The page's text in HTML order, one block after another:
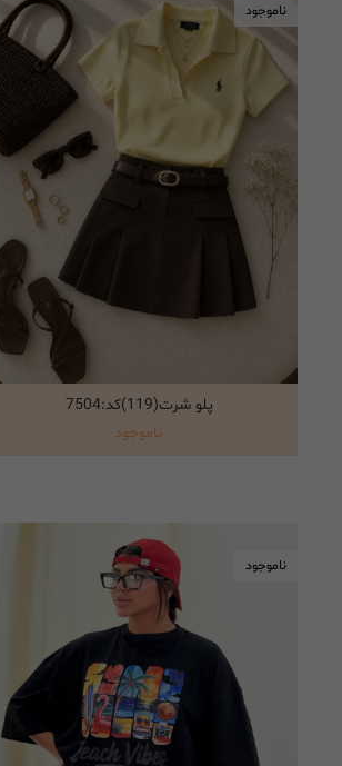
ناموجود
انتخاب گزینه ها
پلو شرت(119)کد:7504
ناموجود
ناموجود